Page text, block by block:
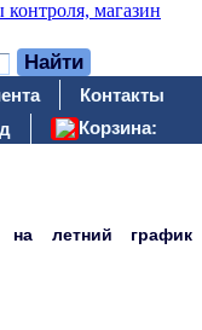
Контакты
Корзина:
на летний график